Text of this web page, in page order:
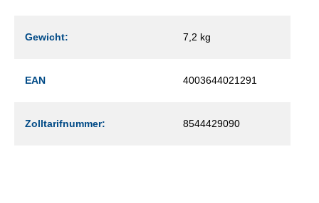
Gewicht: 7,2 kg
EAN 4003644021291
Zolltarifnummer: 8544429090